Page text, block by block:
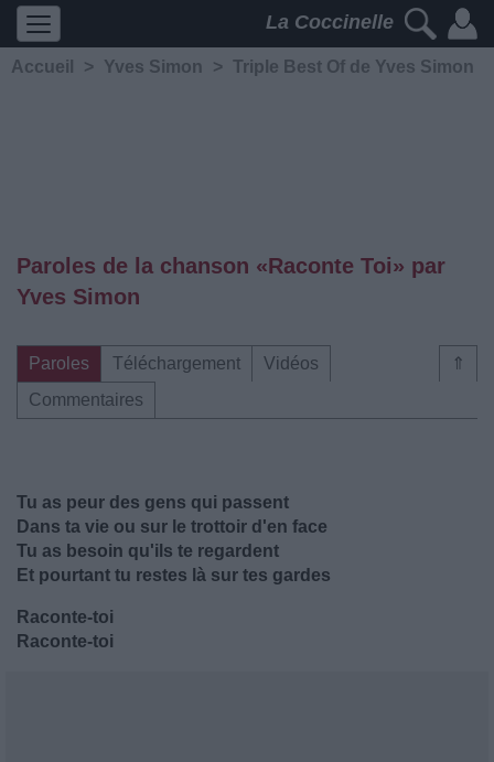
La Coccinelle
Accueil > Yves Simon > Triple Best Of de Yves Simon
Paroles de la chanson «Raconte Toi» par
Yves Simon
⇑
Paroles Téléchargement
Vidéos
Commentaires
Tu as peur des gens qui passent
Dans ta vie ou sur le trottoir d'en face
Tu as besoin qu'ils te regardent
Et pourtant tu restes là sur tes gardes
Raconte-toi
Raconte-toi